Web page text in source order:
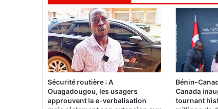
o
l
d
a
t
s
Sécurité routière : A
Ouagadougou, les usagers
approuvent la e-verbalisation
Bénin-
Canada
tournant